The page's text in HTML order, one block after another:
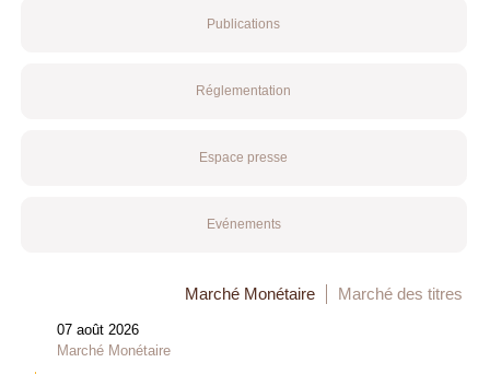
Publications
Réglementation
Espace presse
Evénements
Marché Monétaire Marché des titres
07 août 2026
Marché Monétaire